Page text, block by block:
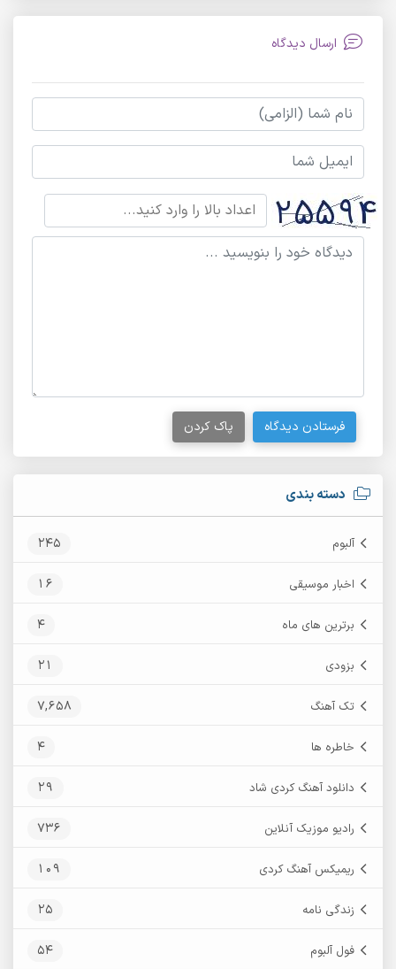
دسته بندی
آلبوم 245
اخبار موسیقی 16
برترین های ماه 4
بزودی 21
تک آهنگ 7,658
خاطره ها 4
دانلود آهنگ کردی شاد 29
رادیو موزیک آنلاین 736
ریمیکس آهنگ کردی 109
زندگی نامه 25
فول آلبوم 54
ارسال دیدگاه
فرستادن دیدگاه پاک کردن